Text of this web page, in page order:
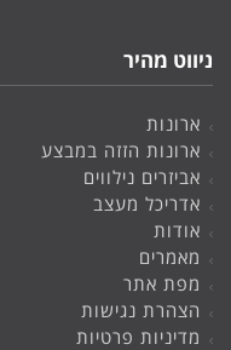
ניווט מהיר
ארונות
ארונות הזזה במבצע
אביזרים נילווים
אדריכל מעצב
אודות
מאמרים
מפת אתר
הצהרת נגישות
מדיניות פרטיות